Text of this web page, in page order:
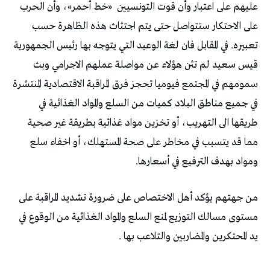
عليهم على اعتبار وأن قوت التونسيين «خط أحمر»، وأن الحرب
على الاحتكار ستتواصل حتى يتم اجتثاث هذه الظاهرة حسب
تعبيره. في المقابل فان لغة الوعيد التي يتوجه بها رئيس الجمهورية
قيس سعيد لم تثن هؤلاء عن مواصلة عملهم الاجرامي وبث
سمومهم في المجتمع فيوميا تحجز فرق المراقبة الاقتصادية المنتشرة
في جميع مناطق البلاد كميات من السلع والمواد الغذائية في
طريقها الى التهريب، أو تخزين مواد غذائية بطريقة غير صحية
مما قد يتسبب في مخاطر على صحة المستهلك، أو اخفاء سلع
ومواد بهدف الترفيع في أسعارها.
من جهتهم يؤكد أهل الاختصاص على ضرورة تشديد المراقبة على
مستوى مسالك التوزيع لمنع السلع والمواد الغذائية من الوقوع في
يد المحتكرين والمضاربين والتلاعب بها .